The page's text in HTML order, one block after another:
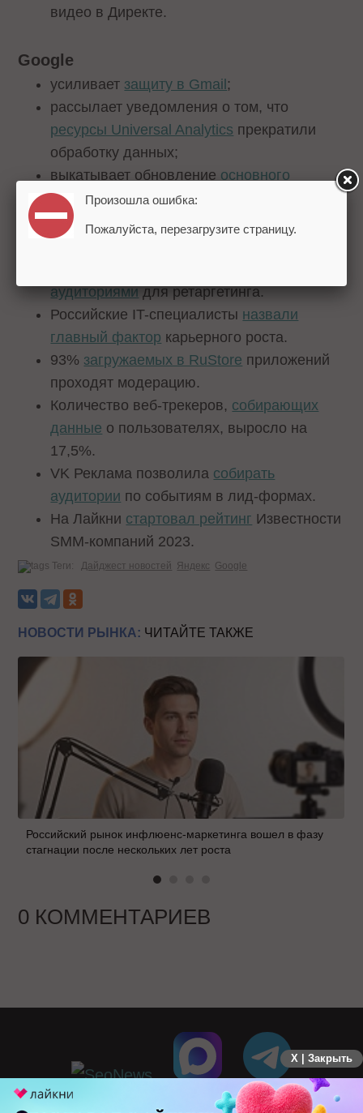
видео в Директе.
Google
усиливает защиту в Gmail;
рассылает уведомления о том, что
ресурсы Universal Analytics прекратили
обработку данных;
выкатывает обновление основного
алгоритмаAugust 2023 Core Update.
аудиториями для ретаргетинга.
Российские IT-специалисты назвали
главный фактор карьерного роста.
93% загружаемых в RuStore приложений
проходят модерацию.
Количество веб-трекеров, собирающих
данные о пользователях, выросло на
17,5%.
VK Реклама позволила собирать
аудитории по событиям в лид-формах.
На Лайкни стартовал рейтинг Известности
SMM-компаний 2023.
Теги: Дайджест новостей Яндекс Google
НОВОСТИ РЫНКА: ЧИТАЙТЕ ТАКЖЕ
Российский рынок инфлюенс-маркетинга вошел в фазу
стагнации после нескольких лет роста
0 КОММЕНТАРИЕВ
X | Закрыть
ПЕРЕЙТИ НА ПОЛНУЮ ВЕРСИЮ
Произошла ошибка:
Пожалуйста, перезагрузите страницу.